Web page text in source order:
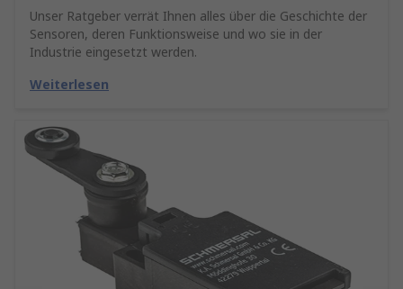
Unser Ratgeber verrät Ihnen alles über die Geschichte der
Sensoren, deren Funktionsweise und wo sie in der
Industrie eingesetzt werden.
Weiterlesen